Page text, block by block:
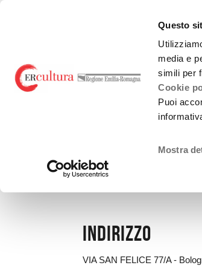
Questo
media e
simili per
Cookie
Puoi
Mostra
Torna
Cerca
Salta
Salta
Teatro e danza
THE ROCKER
Indirizzo
VIA SAN FELICE 77/A -